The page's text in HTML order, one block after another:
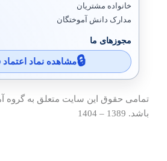
خانواده مشتریان
مدارک دانش آموختگان
مجوزهای ما
مشاهده نماد اعتماد
تمامی حقوق این سایت متعلق به گروه
باشد. 1389 – 1404